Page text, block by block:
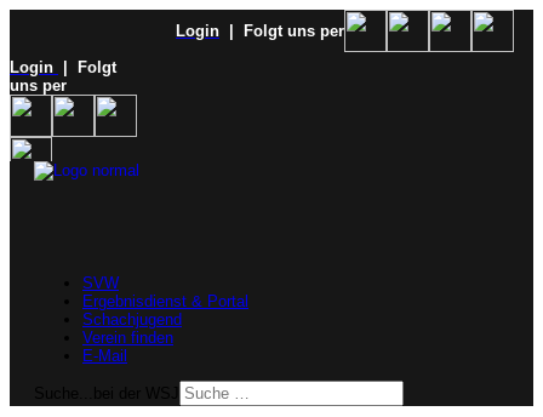
Login
| Folgt uns per
Login
| Folgt
uns per
SVW
Ergebnisdienst & Portal
Schachjugend
Verein finden
E-Mail